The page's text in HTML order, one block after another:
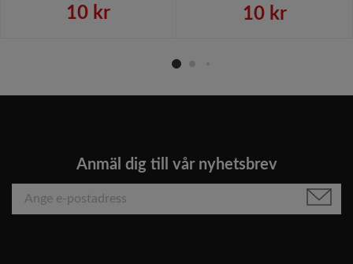
10 kr 10 kr
Anmäl dig till vår nyhetsbrev